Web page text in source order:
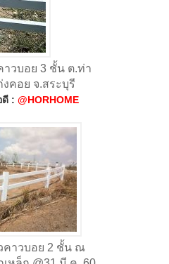
าวบอย 3 ชั้น ต.ท่า
คอย จ.สระบุรี
ดี : @HORHOME
คาวบอย 2 ชั้น ณ